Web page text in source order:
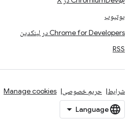
یوتیوب
Chrome for Developers در لینکدین
RSS
شرایط حریم خصوصی Manage cookies